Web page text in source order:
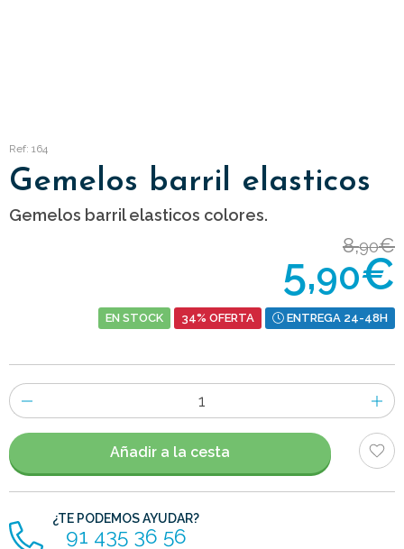
Ref: 164
Gemelos barril elasticos
Gemelos barril elasticos colores.
8,90€
5,90€
EN STOCK 34% OFERTA ENTREGA 24-48H
Número
de
artículos
Añadir a la cesta
¿TE PODEMOS AYUDAR?
91 435 36 56